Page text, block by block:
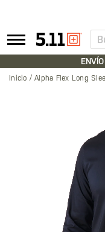
Tactical
Gear
Inicio Alpha Flex Long